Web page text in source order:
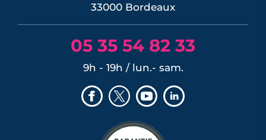
33000 Bordeaux
05 35 54 82 33
9h - 19h / lun.- sam.